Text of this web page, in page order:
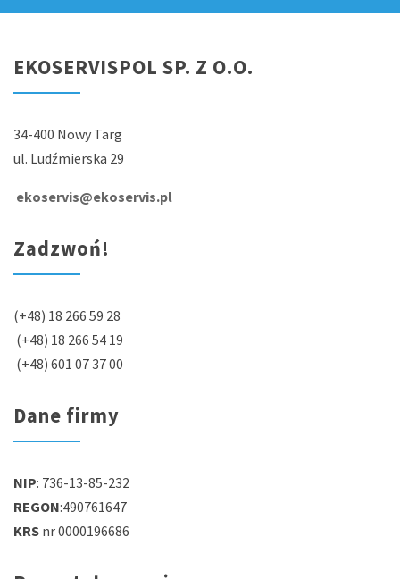
EKOSERVISPOL SP. Z O.O.
34-400 Nowy Targ
ul. Ludźmierska 29
ekoservis@ekoservis.pl
Zadzwoń!
(+48) 18 266 59 28
(+48) 18 266 54 19
(+48) 601 07 37 00
Dane firmy
NIP: 736-13-85-232
REGON:490761647
KRS nr 0000196686